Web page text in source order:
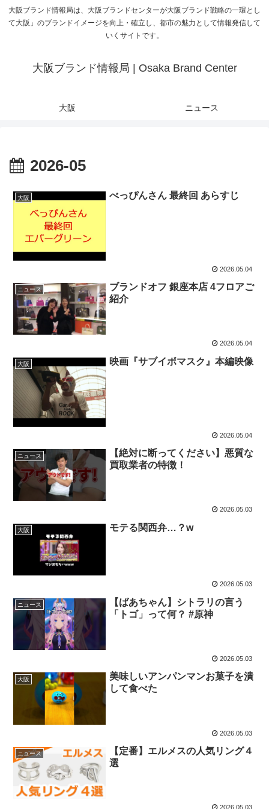
大阪ブランド情報局は、大阪ブランドセンターが大阪ブランド戦略の一環とし
て大阪」のブランドイメージを向上・確立し、都市の魅力として情報発信して
いくサイトです。
大阪ブランド情報局 | Osaka Brand Center
大阪 ニュース
2026-05
大阪 べっぴんさん 最終回 あらすじ
2026.05.04
ニュース
ブランドオフ 銀座本店 4フロアご
紹介
2026.05.04
大阪 映画『サブイボマスク』本編映像
2026.05.04
ニュース
【絶対に断ってください】悪質な
買取業者の特徴！
2026.05.03
大阪 モテる関西弁…？w
2026.05.03
ニュース
【ばあちゃん】シトラリの言う
「トゴ」って何？ #原神
2026.05.03
大阪
美味しいアンパンマンお菓子を潰
して食べた
2026.05.03
ニュース
【定番】エルメスの人気リング４
選
2026.05.03